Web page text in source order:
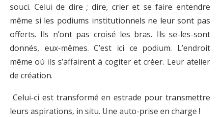
souci. Celui de dire ; dire, crier et se faire entendre
même si les podiums institutionnels ne leur sont pas
offerts. Ils n’ont pas croisé les bras. Ils se-les-sont
donnés, eux-mêmes. C’est ici ce podium. L’endroit
même où ils s’affairent à cogiter et créer. Leur atelier
de création.
Celui-ci est transformé en estrade pour transmettre
leurs aspirations, in situ. Une auto-prise en charge !